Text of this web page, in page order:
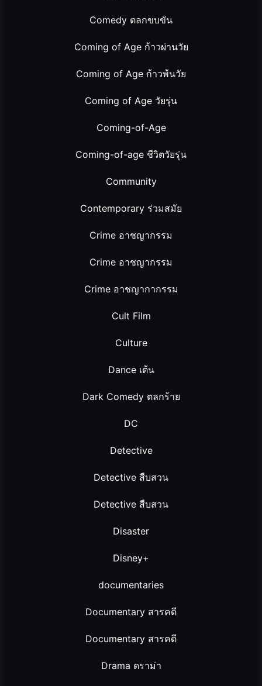
Comedy ตลกขบขัน
Coming of Age ก้าวผ่านวัย
Coming of Age ก้าวพ้นวัย
Coming of Age วัยรุ่น
Coming-of-Age
Coming-of-age ชีวิตวัยรุ่น
Community
Contemporary ร่วมสมัย
Crime อาชญากรรม
Crime อาชญากรรม
Crime อาชญากากรรม
Cult Film
Culture
Dance เต้น
Dark Comedy ตลกร้าย
DC
Detective
Detective สืบสวน
Detective สืบสวน
Disaster
Disney+
documentaries
Documentary สารคดี
Documentary สารคดี
Drama ดราม่า